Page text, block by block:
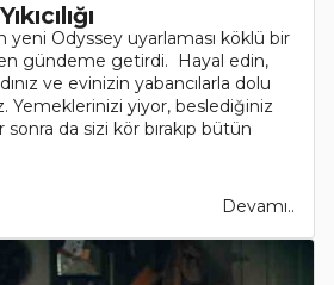
yeni Odyssey uyarlaması köklü bir
gündeme getirdi. Hayal edin,
ve evinizin yabancılarla dolu
Yemeklerinizi yiyor, beslediğiniz
sonra da sizi kör bırakıp bütün
Devamı..